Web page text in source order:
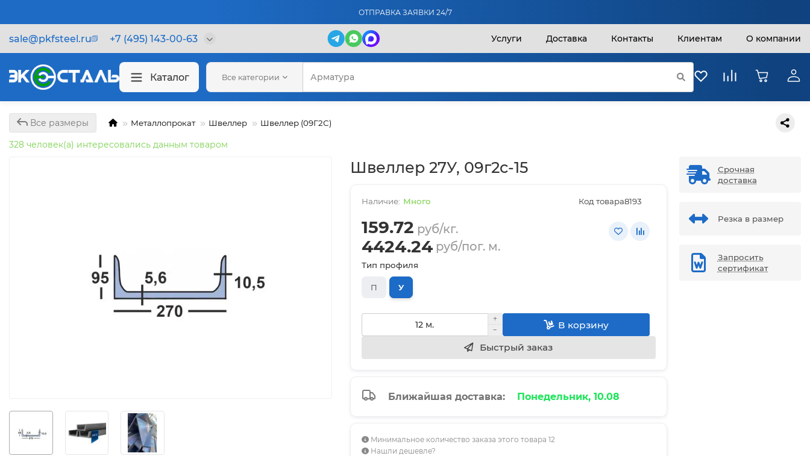
ОТПРАВКА ЗАЯВКИ 24/7
sale@pkfsteel.ru +7 (495) 143-00-63 Услуги Доставка Контакты Клиентам О компании
Каталог Все категории
Все размеры Металлопрокат Швеллер Швеллер (09Г2С)
328 человек(а) интересовались данным товаром
Швеллер 27У, 09г2с-15
Много Код товара:8193
159.72 руб/кг.
4424.24 руб/пог. м.
Тип профиля
П У
В корзину
Быстрый заказ
Ближайшая доставка: Понедельник, 10.08
Минимальное количество заказа этого товара 12
Нашли дешевле?
Срочная
доставка
Резка в размер
Запросить
сертификат